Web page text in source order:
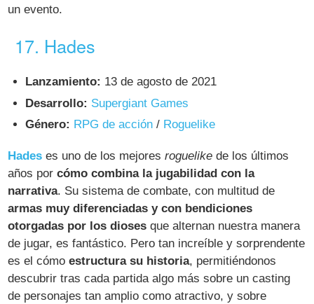
un evento.
17. Hades
Lanzamiento: 13 de agosto de 2021
Desarrollo: Supergiant Games
Género: RPG de acción / Roguelike
Hades es uno de los mejoresroguelike de los últimos
años porcómo combina la jugabilidad con la
narrativa. Su sistema de combate, con multitud de
armas muy diferenciadas y con bendiciones
otorgadas por los dioses que alternan nuestra manera
de jugar, es fantástico. Pero tan increíble y sorprendente
es el cómoestructura su historia, permitiéndonos
descubrir tras cada partida algo más sobre un casting
de personajes tan amplio como atractivo, y sobre